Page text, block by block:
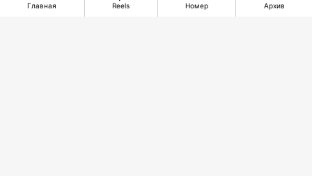
Главная Reels Номер Архив